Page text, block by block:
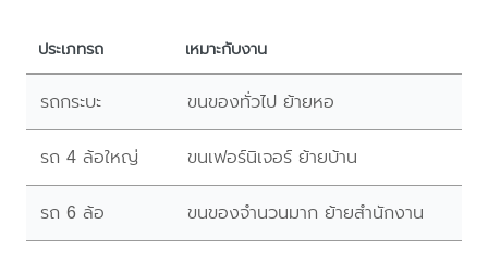
ประเภทรถ เหมาะกับงาน
รถกระบะ ขนของทั่วไป ย้ายหอ
รถ 4 ล้อใหญ่ ขนเฟอร์นิเจอร์ ย้ายบ้าน
รถ 6 ล้อ ขนของจำนวนมาก ย้ายสำนักงาน